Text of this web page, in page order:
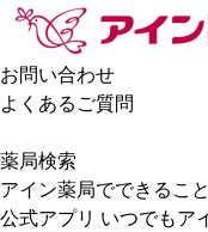
お問い合わせ
よくあるご質問
薬局検索
アイン薬局でできること
公式アプリ いつでもア